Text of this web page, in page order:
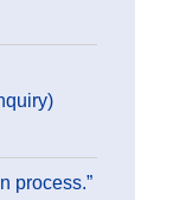
process.”